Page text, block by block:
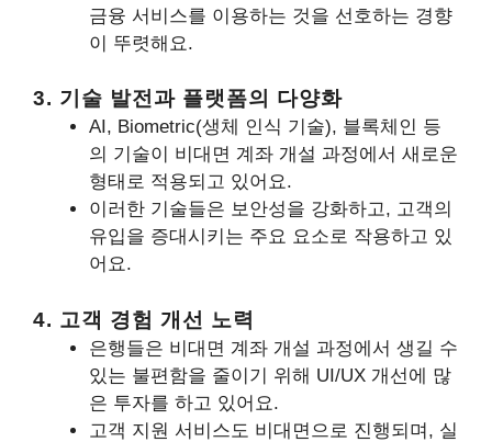
금융 서비스를 이용하는 것을 선호하는 경향
이 뚜렷해요.
3. 기술 발전과 플랫폼의 다양화
AI, Biometric(생체 인식 기술), 블록체인 등
의 기술이 비대면 계좌 개설 과정에서 새로운
형태로 적용되고 있어요.
이러한 기술들은 보안성을 강화하고, 고객의
유입을 증대시키는 주요 요소로 작용하고 있
어요.
4. 고객 경험 개선 노력
은행들은 비대면 계좌 개설 과정에서 생길 수
있는 불편함을 줄이기 위해 UI/UX 개선에 많
은 투자를 하고 있어요.
고객 지원 서비스도 비대면으로 진행되며, 실